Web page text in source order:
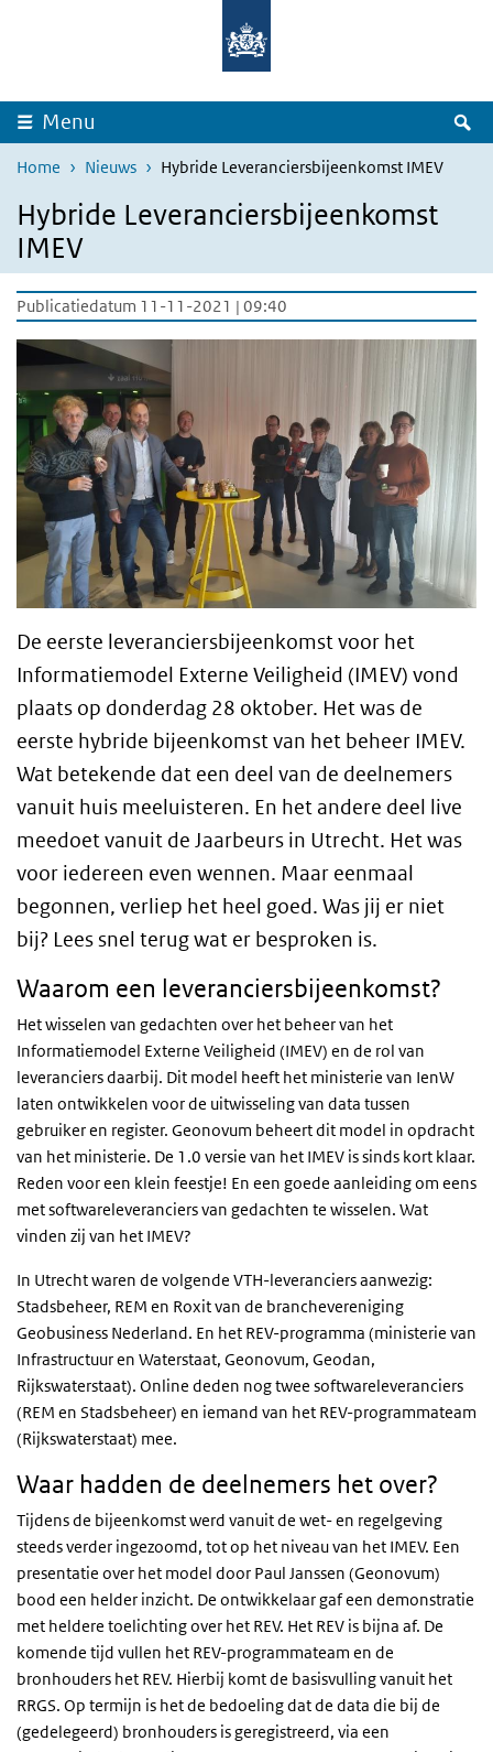
Overslaan en naar de inhoud gaan
Menu
Home Nieuws Hybride Leveranciersbijeenkomst IMEV
Hybride Leveranciersbijeenkomst
IMEV
Publicatiedatum 11-11-2021 | 09:40
De eerste leveranciersbijeenkomst voor het
Informatiemodel Externe Veiligheid (IMEV) vond
plaats op donderdag 28 oktober. Het was de
eerste hybride bijeenkomst van het beheer IMEV.
Wat betekende dat een deel van de deelnemers
vanuit huis meeluisteren. En het andere deel live
meedoet vanuit de Jaarbeurs in Utrecht. Het was
voor iedereen even wennen. Maar eenmaal
begonnen, verliep het heel goed. Was jij er niet
bij? Lees snel terug wat er besproken is.
Waarom een leveranciersbijeenkomst?
Het wisselen van gedachten over het beheer van het
Informatiemodel Externe Veiligheid (IMEV) en de rol van
leveranciers daarbij. Dit model heeft het ministerie van IenW
laten ontwikkelen voor de uitwisseling van data tussen
gebruiker en register. Geonovum beheert dit model in opdracht
van het ministerie. De 1.0 versie van het IMEV is sinds kort klaar.
Reden voor een klein feestje! En een goede aanleiding om eens
met softwareleveranciers van gedachten te wisselen. Wat
vinden zij van het IMEV?
In Utrecht waren de volgende VTH-leveranciers aanwezig:
Stadsbeheer, REM en Roxit van de branchevereniging
Geobusiness Nederland. En het REV-programma (ministerie van
Infrastructuur en Waterstaat, Geonovum, Geodan,
Rijkswaterstaat). Online deden nog twee softwareleveranciers
(REM en Stadsbeheer) en iemand van het REV-programmateam
(Rijkswaterstaat) mee.
Waar hadden de deelnemers het over?
Tijdens de bijeenkomst werd vanuit de wet- en regelgeving
steeds verder ingezoomd, tot op het niveau van het IMEV. Een
presentatie over het model door Paul Janssen (Geonovum)
bood een helder inzicht. De ontwikkelaar gaf een demonstratie
met heldere toelichting over het REV. Het REV is bijna af. De
komende tijd vullen het REV-programmateam en de
bronhouders het REV. Hierbij komt de basisvulling vanuit het
RRGS. Op termijn is het de bedoeling dat de data die bij de
(gedelegeerd) bronhouders is geregistreerd, via een